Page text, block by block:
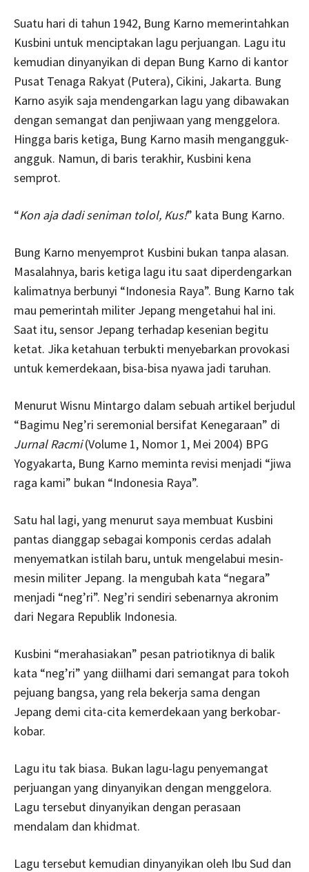
Suatu hari di tahun 1942, Bung Karno memerintahkan
Kusbini untuk menciptakan lagu perjuangan. Lagu itu
kemudian dinyanyikan di depan Bung Karno di kantor
Pusat Tenaga Rakyat (Putera), Cikini, Jakarta. Bung
Karno asyik saja mendengarkan lagu yang dibawakan
dengan semangat dan penjiwaan yang menggelora.
Hingga baris ketiga, Bung Karno masih mengangguk-
angguk. Namun, di baris terakhir, Kusbini kena
semprot.
“Kon aja dadi seniman tolol, Kus!” kata Bung Karno.
Bung Karno menyemprot Kusbini bukan tanpa alasan.
Masalahnya, baris ketiga lagu itu saat diperdengarkan
kalimatnya berbunyi “Indonesia Raya”. Bung Karno tak
mau pemerintah militer Jepang mengetahui hal ini.
Saat itu, sensor Jepang terhadap kesenian begitu
ketat. Jika ketahuan terbukti menyebarkan provokasi
untuk kemerdekaan, bisa-bisa nyawa jadi taruhan.
Menurut Wisnu Mintargo dalam sebuah artikel berjudul
“Bagimu Neg’ri seremonial bersifat Kenegaraan” di
Jurnal Racmi(Volume 1, Nomor 1, Mei 2004) BPG
Yogyakarta, Bung Karno meminta revisi menjadi “jiwa
raga kami” bukan “Indonesia Raya”.
Satu hal lagi, yang menurut saya membuat Kusbini
pantas dianggap sebagai komponis cerdas adalah
menyematkan istilah baru, untuk mengelabui mesin-
mesin militer Jepang. Ia mengubah kata “negara”
menjadi “neg’ri”. Neg’ri sendiri sebenarnya akronim
dari Negara Republik Indonesia.
Kusbini “merahasiakan” pesan patriotiknya di balik
kata “neg’ri” yang diilhami dari semangat para tokoh
pejuang bangsa, yang rela bekerja sama dengan
Jepang demi cita-cita kemerdekaan yang berkobar-
kobar.
Lagu itu tak biasa. Bukan lagu-lagu penyemangat
perjuangan yang dinyanyikan dengan menggelora.
Lagu tersebut dinyanyikan dengan perasaan
mendalam dan khidmat.
Lagu tersebut kemudian dinyanyikan oleh Ibu Sud dan